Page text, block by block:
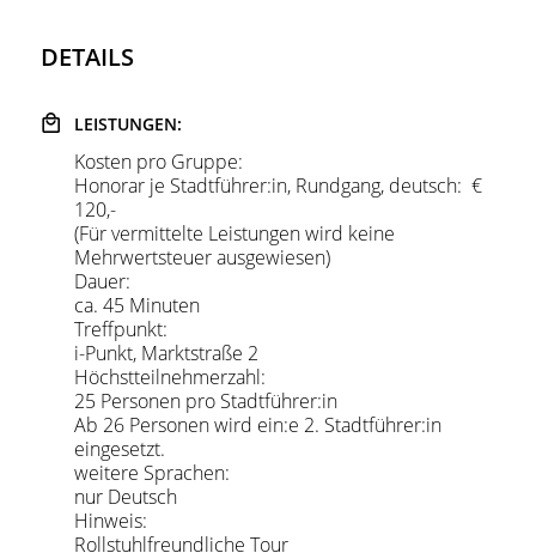
DETAILS
LEISTUNGEN:
Kosten pro Gruppe:
Honorar je Stadtführer:in, Rundgang, deutsch: €
120,-
(Für vermittelte Leistungen wird keine
Mehrwertsteuer ausgewiesen)
Dauer:
ca. 45 Minuten
Treffpunkt:
i-Punkt, Marktstraße 2
Höchstteilnehmerzahl:
25 Personen pro Stadtführer:in
Ab 26 Personen wird ein:e 2. Stadtführer:in
eingesetzt.
weitere Sprachen:
nur Deutsch
Hinweis:
Rollstuhlfreundliche Tour